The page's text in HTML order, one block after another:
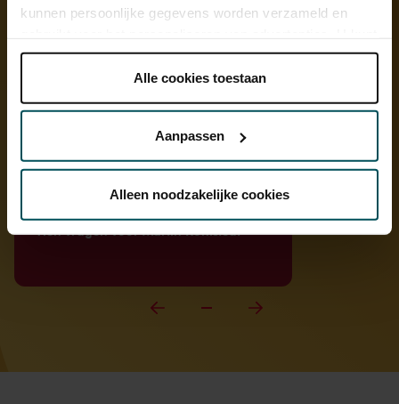
kunnen persoonlijke gegevens worden verzameld en
onder 'aanpassen' zelf welke cookies wij mogen
Lees onze cookieverklaring hier. Lees onze
Via decookieverklaringop onze website kunt u uw
Alle cookies toestaan
Aanpassen
Alleen noodzakelijke cookies
Tien vragen voor Martin Kohlstedt